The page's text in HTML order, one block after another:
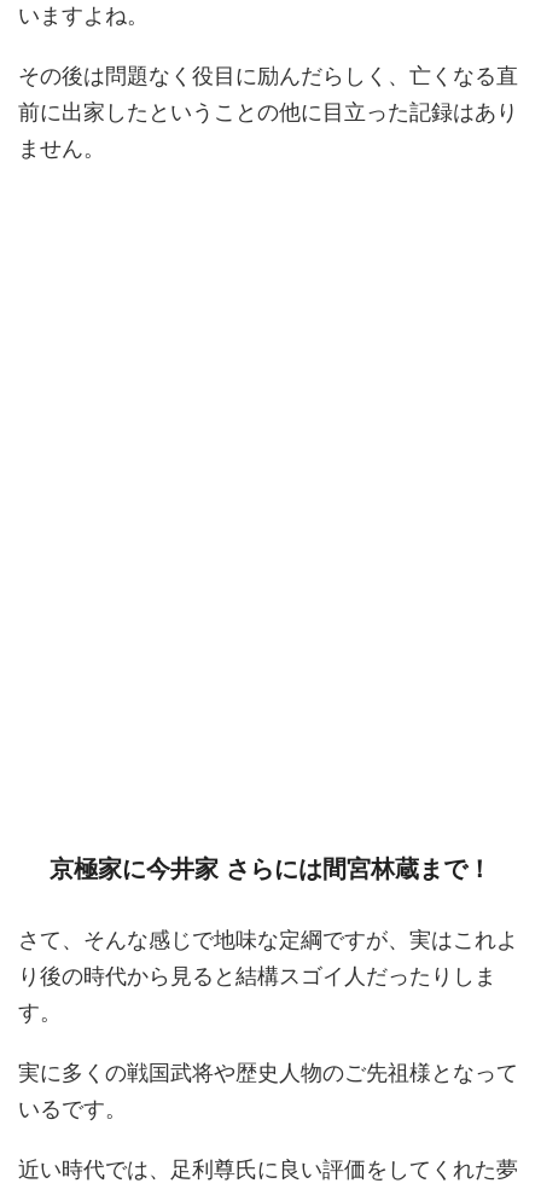
いますよね。
その後は問題なく役目に励んだらしく、亡くなる直
前に出家したということの他に目立った記録はあり
ません。
京極家に今井家 さらには間宮林蔵まで！
さて、そんな感じで地味な定綱ですが、実はこれよ
り後の時代から見ると結構スゴイ人だったりしま
す。
実に多くの戦国武将や歴史人物のご先祖様となって
いるです。
近い時代では、足利尊氏に良い評価をしてくれた夢